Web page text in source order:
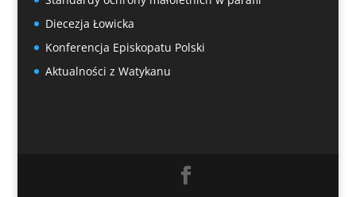
Diecezja Łowicka
Konferencja Episkopatu Polski
Aktualności z Watykanu